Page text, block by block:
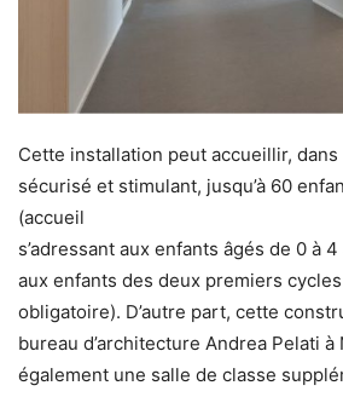
Cette installation peut accueillir,
sécurisé et stimulant, jusqu’à 60
(accueil
s’adressant aux enfants âgés de 0 à
aux enfants des deux premiers cycles
obligatoire). D’autre part, cette
bureau d’architecture Andrea Pelati
également une salle de classe